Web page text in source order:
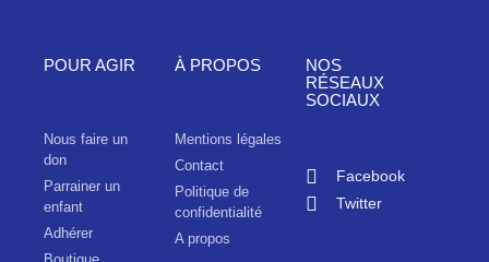
POUR AGIR
Nous faire un
don
Parrainer un
enfant
Adhérer
À PROPOS
Mentions légales
Contact
Politique de
confidentialité
A propos
NOS
RÉSEAUX
SOCIAUX
Facebook
Twitter